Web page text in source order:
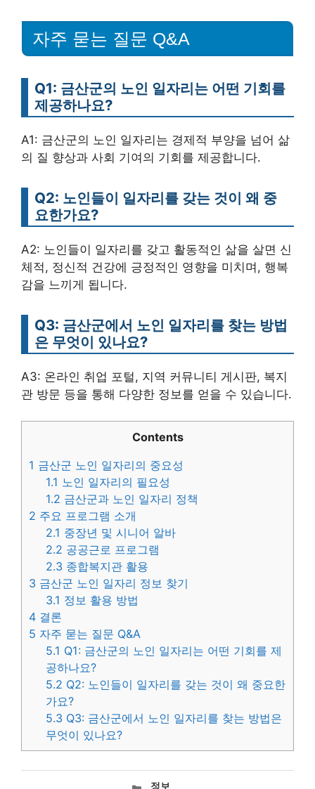
자주 묻는 질문 Q&A
Q1: 금산군의 노인 일자리는 어떤 기회를
제공하나요?
A1: 금산군의 노인 일자리는 경제적 부양을 넘어 삶
의 질 향상과 사회 기여의 기회를 제공합니다.
Q2: 노인들이 일자리를 갖는 것이 왜 중
요한가요?
A2: 노인들이 일자리를 갖고 활동적인 삶을 살면 신
체적, 정신적 건강에 긍정적인 영향을 미치며, 행복
감을 느끼게 됩니다.
Q3: 금산군에서 노인 일자리를 찾는 방법
은 무엇이 있나요?
A3: 온라인 취업 포털, 지역 커뮤니티 게시판, 복지
관 방문 등을 통해 다양한 정보를 얻을 수 있습니다.
Contents
1 금산군 노인 일자리의 중요성
1.1 노인 일자리의 필요성
1.2 금산군과 노인 일자리 정책
2 주요 프로그램 소개
2.1 중장년 및 시니어 알바
2.2 공공근로 프로그램
2.3 종합복지관 활용
3 금산군 노인 일자리 정보 찾기
3.1 정보 활용 방법
4 결론
5 자주 묻는 질문 Q&A
5.1 Q1: 금산군의 노인 일자리는 어떤 기회를 제
공하나요?
5.2 Q2: 노인들이 일자리를 갖는 것이 왜 중요한
가요?
5.3 Q3: 금산군에서 노인 일자리를 찾는 방법은
무엇이 있나요?
카정보